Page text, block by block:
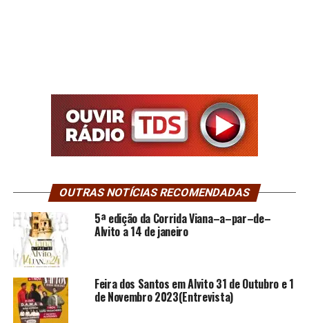
OUTRAS NOTÍCIAS RECOMENDADAS
5ª edição da Corrida Viana–a–par–de–
Alvito a 14 de janeiro
Feira dos Santos em Alvito 31 de Outubro e 1
de Novembro 2023(Entrevista)